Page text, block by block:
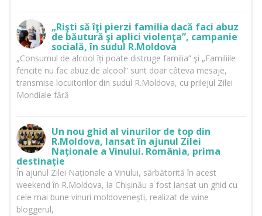
„Rişti să îţi pierzi familia dacă faci abuz
de băutură şi aplici violenţa”, campanie
socială, în sudul R.Moldova
„Consumul de alcool îți poate distruge familia” şi „Familiile
fericite nu fac abuz de alcool” sunt doar câteva mesaje,
transmise locuitorilor din sudul R.Moldova, cu prilejul Zilei
Mondiale fără
Un nou ghid al vinurilor de top din
R.Moldova, lansat în ajunul Zilei
Naționale a Vinului. România, prima
destinație
În ajunul Zilei Naționale a Vinului, sărbătorită în acest
weekend în R.Moldova, la Chișinău a fost lansat un ghid cu
cele mai bune vinuri moldovenești, realizat de wine
bloggerul,